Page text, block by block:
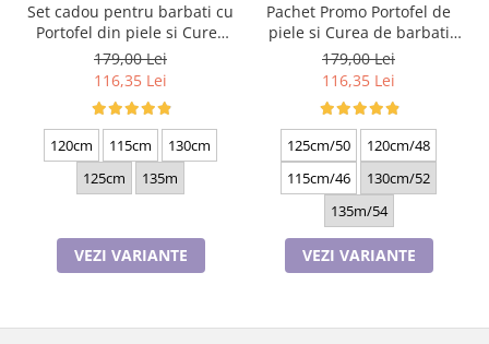
Set cadou pentru barbati cu
Portofel din piele si Curea
de barbati, negru 2210-4
179,00 Lei
116,35 Lei
120cm 115cm
130cm
125cm
135m
VEZI VARIANTE
Pachet Promo Portofel de
piele si Curea de barbati
neagra C130N-1881.4
179,00 Lei
116,35 Lei
125cm/50
120cm/48
115cm/46
130cm/52
135m/54
VEZI VARIANTE